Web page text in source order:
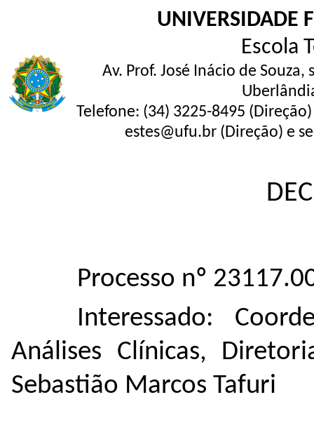
UNIVERSIDADE
Escola
Av. Prof. José Inácio de
Telefone: (34) 3225-8495
estes@ufu.br (Direção) e
Processo nº
Interessado:
Análises Clínicas,
Sebastião Marcos Tafuri